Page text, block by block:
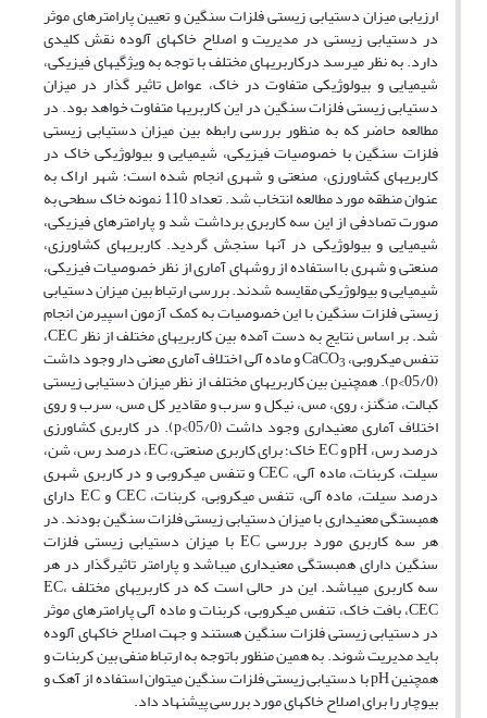
ارزیابی میزان دستیابی زیستی فلزات سنگین و تعیین پارامترهای موثر
در دستیابی زیستی در مدیریت و اصلاح خاک­های آلوده نقش کلیدی
دارد. به نظر می­رسد درکاربری­های مختلف با توجه به ویژگی­های فیزیکی،
شیمیایی و بیولوژیکی متفاوت در خاک، عوامل تاثیر گذار در میزان
دستیابی زیستی فلزات سنگین در این کاربری­ها متفاوت خواهد بود. در
مطالعه حاضر که به منظور بررسی رابطه بین میزان دستیابی زیستی
فلزات سنگین با خصوصیات فیزیکی، شیمیایی و بیولوژیکی خاک در
کاربری­های کشاورزی، صنعتی و شهری انجام شده است؛ شهر اراک به
عنوان منطقه مورد مطالعه انتخاب شد. تعداد 110 نمونه خاک سطحی به
صورت تصادفی از این سه کاربری برداشت شد و پارامترهای فیزیکی،
شیمیایی و بیولوژیکی در آنها سنجش گردید. کاربری­های کشاورزی،
صنعتی و شهری با استفاده از روش­های آماری از نظر خصوصیات فیزیکی،
شیمیایی و بیولوژیکی مقایسه شدند. بررسی ارتباط بین میزان دستیابی
زیستی فلزات سنگین با این خصوصیات به کمک آزمون اسپیرمن انجام
شد. بر اساس نتایج به دست آمده بین کاربری­های مختلف از نظر CEC،
تنفس میکروبی، CaCO 3 و ماده آلی اختلاف آماری معنی دار وجود داشت
(05/0>p). همچنین بین کاربری­های مختلف از نظر میزان دستیابی زیستی
کبالت، منگنز، روی، مس، نیکل و سرب و مقادیر کل مس، سرب و روی
اختلاف آماری معنی­داری وجود داشت (05/0>p). در کاربری کشاورزی
درصد رس، pH و EC خاک؛ برای کاربری صنعتی، EC، درصد رس، شن،
سیلت، کربنات، ماده آلی، CEC و تنفس میکروبی و در کاربری شهری
درصد سیلت، ماده آلی، تنفس میکروبی، کربنات، CEC و EC دارای
همبستگی معنی­داری با میزان دستیابی زیستی فلزات سنگین بودند. در
هر سه کاربری مورد بررسی EC با میزان دستیابی زیستی فلزات
سنگین دارای همبستگی معنی­داری می­باشد و پارامتر تاثیرگذار در هر
سه کاربری می­باشد. این در حالی است که در کاربری­های مختلف EC،
CEC، بافت خاک، تنفس میکروبی، کربنات و ماده آلی پارامترهای موثر
در دستیابی زیستی فلزات سنگین هستند و جهت اصلاح خاک­های آلوده
باید مدیریت شوند. به همین منظور باتوجه به ارتباط منفی بین کربنات و
همچنین pH با دستیابی زیستی فلزات سنگین می­توان استفاده از آهک و
بیوچار را برای اصلاح خاک­های مورد بررسی پیشنهاد داد.